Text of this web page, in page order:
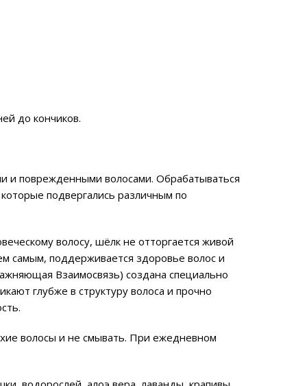
до кончиков.
и поврежденными волосами. Обрабатываться
подвергались различным по
волосу, шёлк не отторгается живой
самым, поддерживается здоровье волос и
Взаимосвязь) создана специально
глубже в структуру волоса и прочно
волосы и не смывать. При ежедневном